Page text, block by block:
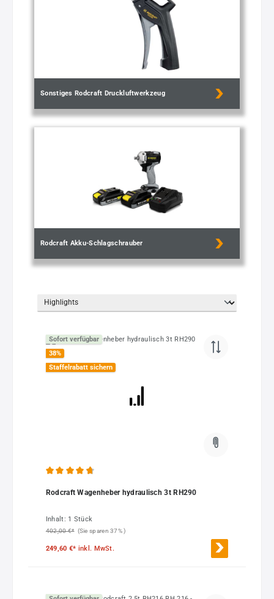
Sonstiges Rodcraft Druckluftwerkzeug
Rodcraft Akku-Schlagschrauber
Sofort verfügbar
38%
Staffelrabatt sichern
Rodcraft Wagenheber hydraulisch 3t RH290
Inhalt: 1 Stück
402,00 €* (Sie sparen 37% )
249,60 €* inkl. MwSt.